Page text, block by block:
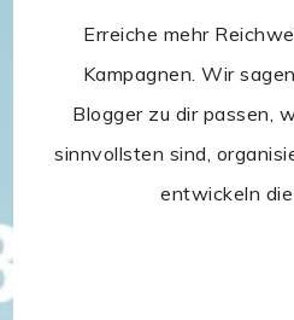
Erreiche mehr
Kampagnen. Wir
Blogger zu dir passen,
sinnvollsten sind,
entwickeln